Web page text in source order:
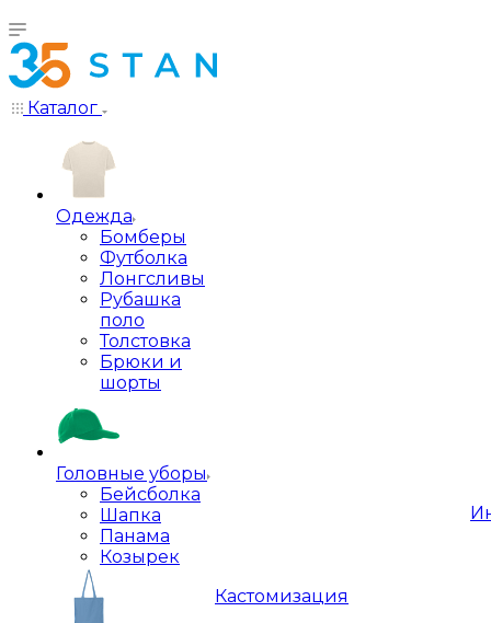
Каталог
Одежда
Бомберы
Футболка
Лонгсливы
Рубашка
поло
Толстовка
Брюки и
шорты
Головные уборы
Бейсболка
Шапка
Панама
Козырек
Кастомизация